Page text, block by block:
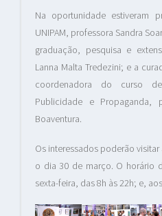
Na oportunidade estiveram
UNIPAM, professora Sandra
graduação, pesquisa e
Lanna Malta Tredezini; e a
coordenadora do curso
Publicidade e Propaganda,
Boaventura.
Os interessados poderão
o dia 30 de março. O horário
sexta-feira, das 8h às 22h; e,